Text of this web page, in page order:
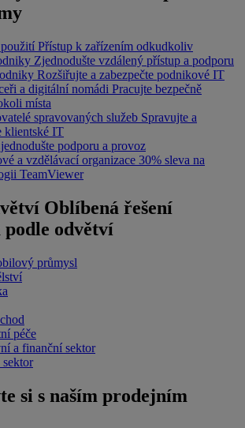
Přístup k zařízením odkudkoliv
Zjednodušte vzdálený přístup a podporu
Rozšiřujte a zabezpečte podnikové IT
a digitální nomádi Pracujte bezpečně
místa
spravovaných služeb Spravujte a
klientské IT
podporu a provoz
a vzdělávací organizace 30% sleva na
TeamViewer
Oblíbená řešení
podle odvětví
průmysl
péče
a finanční sektor
si s naším prodejním